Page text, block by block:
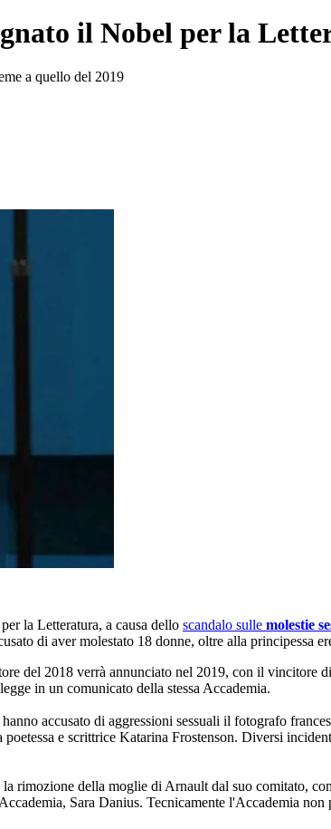
il Nobel per la
a quello del 2019
la Letteratura, a causa dello scandalo sulle molestie
di aver molestato 18 donne, oltre alla principessa
del 2018 verrà annunciato nel 2019, con il vincitore
in un comunicato della stessa Accademia.
accusato di aggressioni sessuali il fotografo
e scrittrice Katarina Frostenson. Diversi
rimozione della moglie di Arnault dal suo comitato,
Sara Danius. Tecnicamente l'Accademia